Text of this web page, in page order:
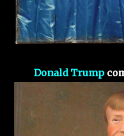
Donald Trump